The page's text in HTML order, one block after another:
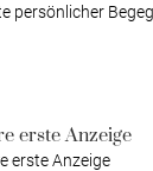
persönlicher
erste Anzeige